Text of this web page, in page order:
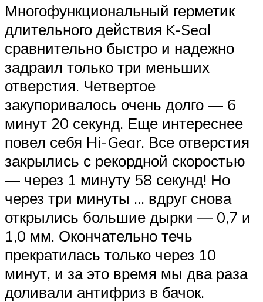
Многофункциональный герметик
длительного действия K-Seal
сравнительно быстро и надежно
задраил только три меньших
отверстия. Четвертое
закупоривалось очень долго — 6
минут 20 секунд. Еще интереснее
повел себя Hi-Gear. Все отверстия
закрылись с рекордной скоростью
— через 1 минуту 58 секунд! Но
через три минуты … вдруг снова
открылись большие дырки — 0,7 и
1,0 мм. Окончательно течь
прекратилась только через 10
минут, и за это время мы два раза
доливали антифриз в бачок.